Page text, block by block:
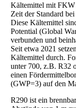
Kältemittel mit FKW
Zeit der Standard
Diese Kältemittel
Potential (Global
verbunden und
Seit etwa 2021
Kältemittel durch.
unter 700, z.B. R32
einen
(GWP=3) auf den
R290 ist ein